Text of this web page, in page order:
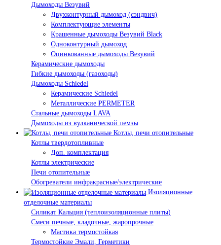
Дымоходы Везувий
Двухконтурный дымоход (сэндвич)
Комплектующие элементы
Крашенные дымоходы Везувий Black
Одноконтурный дымоход
Оцинкованные дымоходы Везувий
Керамические дымоходы
Гибкие дымоходы (газоходы)
Дымоходы Schiedel
Керамические Schiedel
Металлические PERMETER
Стальные дымоходы LAVA
Дымоходы из вулканической пемзы
Котлы, печи отопительные
Котлы твердотопливные
Доп. комплектация
Котлы электрические
Печи отопительные
Обогреватели инфракрасные/электрические
Изоляционные
отделочные материалы
Силикат Кальция (теплоизоляционные плиты)
Смеси печные, кладочные, жаропрочные
Мастика термостойкая
Термостойкие Эмали, Герметики